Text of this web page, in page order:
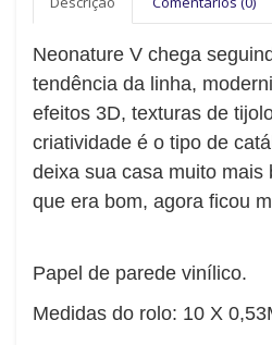
Neonature V chega
tendência da linha,
efeitos 3D, texturas de
criatividade é o tipo de
deixa sua casa muito mais
que era bom, agora ficou
Papel de parede vinílico.
Medidas do rolo: 10 X